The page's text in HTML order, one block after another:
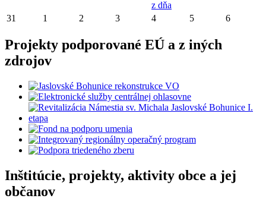
z dňa
31 1 2 3 4 5 6
Projekty podporované EÚ a z iných
zdrojov
Inštitúcie, projekty, aktivity obce a jej
občanov